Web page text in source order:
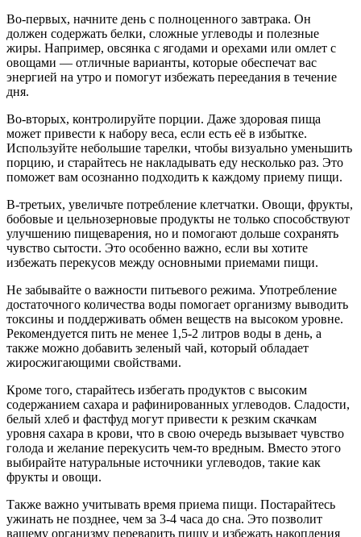
Во-первых, начните день с полноценного завтрака. Он
должен содержать белки, сложные углеводы и полезные
жиры. Например, овсянка с ягодами и орехами или омлет с
овощами — отличные варианты, которые обеспечат вас
энергией на утро и помогут избежать переедания в течение
дня.
Во-вторых, контролируйте порции. Даже здоровая пища
может привести к набору веса, если есть её в избытке.
Используйте небольшие тарелки, чтобы визуально уменьшить
порцию, и старайтесь не накладывать еду несколько раз. Это
поможет вам осознанно подходить к каждому приему пищи.
В-третьих, увеличьте потребление клетчатки. Овощи, фрукты,
бобовые и цельнозерновые продукты не только способствуют
улучшению пищеварения, но и помогают дольше сохранять
чувство сытости. Это особенно важно, если вы хотите
избежать перекусов между основными приемами пищи.
Не забывайте о важности питьевого режима. Употребление
достаточного количества воды помогает организму выводить
токсины и поддерживать обмен веществ на высоком уровне.
Рекомендуется пить не менее 1,5-2 литров воды в день, а
также можно добавить зеленый чай, который обладает
жиросжигающими свойствами.
Кроме того, старайтесь избегать продуктов с высоким
содержанием сахара и рафинированных углеводов. Сладости,
белый хлеб и фастфуд могут привести к резким скачкам
уровня сахара в крови, что в свою очередь вызывает чувство
голода и желание перекусить чем-то вредным. Вместо этого
выбирайте натуральные источники углеводов, такие как
фрукты и овощи.
Также важно учитывать время приема пищи. Постарайтесь
ужинать не позднее, чем за 3-4 часа до сна. Это позволит
вашему организму переварить пищу и избежать накопления